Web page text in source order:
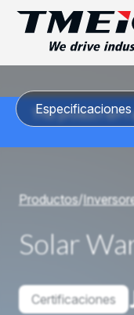
This product
Especificaciones
Productos/
Solar
Certificaciones